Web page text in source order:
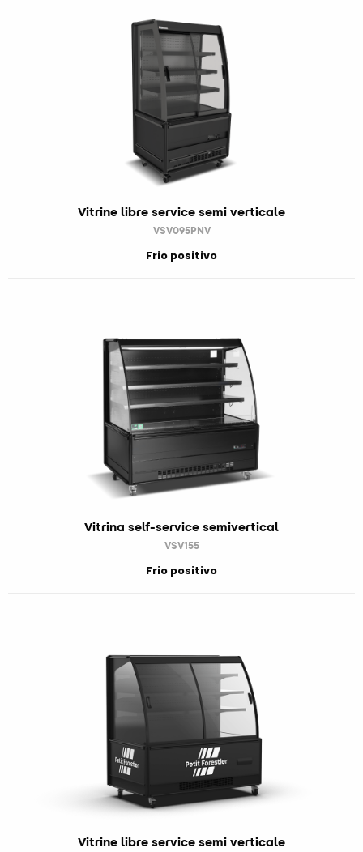
Vitrine libre service semi verticale
VSV095PNV
Frio positivo
Vitrina self-service semivertical
VSV155
Frio positivo
Vitrine libre service semi verticale